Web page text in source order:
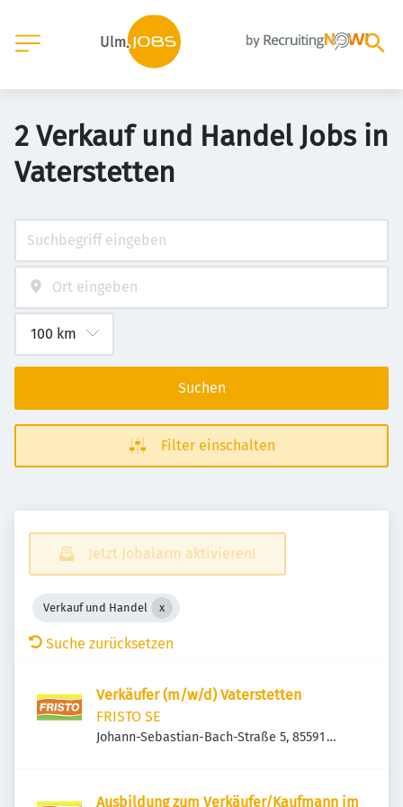
2 Verkauf und Handel Jobs in
Vaterstetten
Suchen
Filter einschalten
Jetzt Jobalarm aktivieren!
Verkauf und Handel
Suche zurücksetzen
Verkäufer (m/w/d) Vaterstetten
FRISTO SE
Johann-Sebastian-Bach-Straße 5, 85591
Ausbildung zum Verkäufer/Kaufmann im